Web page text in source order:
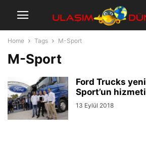
Home Tags M-Sport
M-Sport
Ford Trucks
Sport’un
13 Eylül 2018